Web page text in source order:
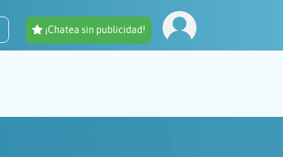
¡Chatea sin publicidad!